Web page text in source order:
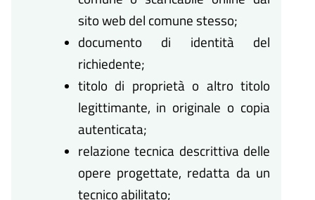
sito web del comune stesso;
documento di identità del
richiedente;
titolo di proprietà o altro titolo
legittimante, in originale o copia
autenticata;
relazione tecnica descrittiva delle
opere progettate, redatta da un
tecnico abilitato;